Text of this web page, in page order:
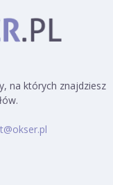
na których znajdziesz